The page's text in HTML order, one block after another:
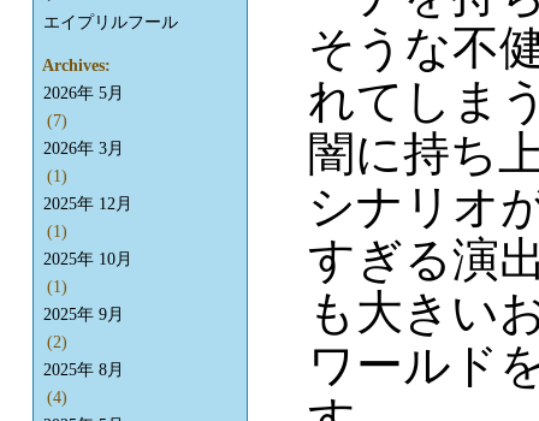
そうな不
れてしま
闇に持ち
シナリオ
すぎる演
も大きい
ワールド
エイプリルフール
Archives:
2026年 5月
(7)
2026年 3月
(1)
2025年 12月
(1)
2025年 10月
(1)
2025年 9月
(2)
2025年 8月
(4)